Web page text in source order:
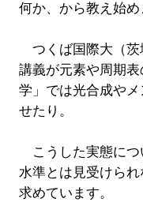
何か、から教え始め
つくば国際大（茨
講義が元素や周期
学」では光合成や
せたり。
こうした実態につ
水準とは見受けら
求めています。